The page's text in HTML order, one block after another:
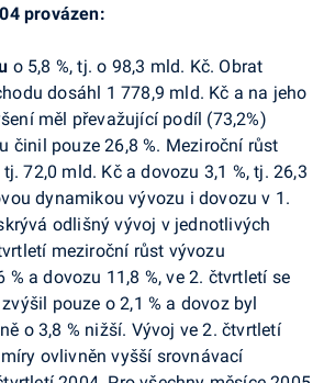
provázen:
o 5,8 %, tj. o 98,3 mld. Kč. Obrat
dosáhl 1 778,9 mld. Kč a na jeho
měl převažující podíl (73,2%)
činil pouze 26,8 %. Meziroční růst
72,0 mld. Kč a dovozu 3,1 %, tj. 26,3
dynamikou vývozu i dovozu v 1.
odlišný vývoj v jednotlivých
meziroční růst vývozu
% a dovozu 11,8 %, ve 2. čtvrtletí se
pouze o 2,1 % a dovoz byl
o 3,8 % nižší. Vývoj ve 2. čtvrtletí
ovlivněn vyšší srovnávací